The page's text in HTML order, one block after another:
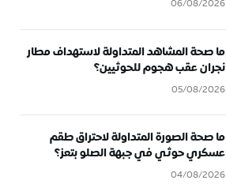
06/08/2026
ما صحة المشاهد المتداولة لاستهداف مطار
نجران عقب هجوم للحوثيين؟
05/08/2026
ما صحة الصورة المتداولة لاحتراق طقم
عسكري حوثي في جبهة الصلو بتعز؟
04/08/2026